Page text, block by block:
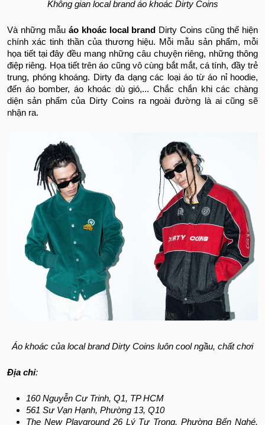
Không gian local brand áo khoác Dirty Coins
Và những mẫu áo khoác local brand
Dirty Coins cũng thể hiện
chính xác tinh thần của thương hiệu. Mỗi mẫu sản phẩm, mỗi
họa tiết tại đây đều mang những câu chuyện riêng, những thông
điệp riêng. Họa tiết trên áo cũng vô cùng bắt mắt, cá tính, đầy trẻ
trung, phóng khoáng. Dirty đa dạng các loại áo từ áo nỉ hoodie,
đến áo bomber, áo khoác dù gió,... Chắc chắn khi các chàng
diện sản phẩm của Dirty Coins ra ngoài đường là ai cũng sẽ
nhận ra.
Áo khoác của local brand Dirty Coins luôn cool ngầu, chất chơi
Địa chỉ:
160 Nguyễn Cư Trinh, Q1, TP HCM
561 Sư Vạn Hạnh, Phường 13, Q10
The New Playground 26 Lý Tự Trọng, Phường Bến Nghé,